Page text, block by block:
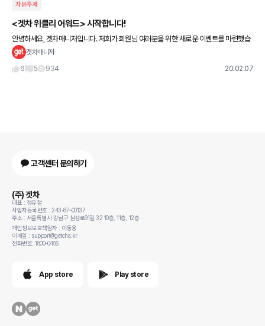
자유주제
<겟차 위클리 어워드> 시작합니다!
안녕하세요, 겟차매니저입니다. 저희가 회원님 여러분을 위한 새로운 이벤트를 마련했습
니다. 이름하여 '겟차 위클리 어워드(getcha weekly award)'. 한 주간 가장 우수한 활동
겟차매니저
6
5 934 20.02.07
고객센터 문의하기
(주) 겟차
대표 : 정유철
사업자등록번호 : 243-87-00137
주소 : 서울특별시 강남구 삼성로91길 32 10층, 11층, 12층
개인정보보호책임자 : 이동용
이메일 : support@getcha.kr
전화번호: 1800-0456
App store Play store